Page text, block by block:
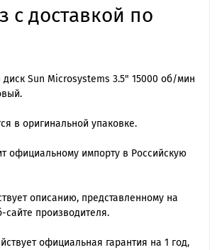
с доставкой по
диск Sun Microsystems 3.5" 15000 об/мин
в оригинальной упаковке.
официальному импорту в Российскую
описанию, представленному на
производителя.
официальная гарантия на 1 год,